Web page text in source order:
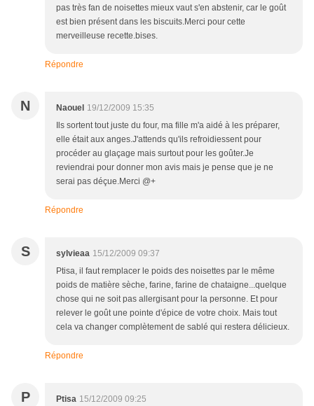
pas très fan de noisettes mieux vaut s'en abstenir, car le goût
est bien présent dans les biscuits.Merci pour cette
merveilleuse recette.bises.
Répondre
N Naouel 19/12/2009 15:35
Ils sortent tout juste du four, ma fille m'a aidé à les préparer,
elle était aux anges.J'attends qu'ils refroidiessent pour
procéder au glaçage mais surtout pour les goûter.Je
reviendrai pour donner mon avis mais je pense que je ne
serai pas déçue.Merci @+
Répondre
S sylvieaa 15/12/2009 09:37
Ptisa, il faut remplacer le poids des noisettes par le même
poids de matière sèche, farine, farine de chataigne...quelque
chose qui ne soit pas allergisant pour la personne. Et pour
relever le goût une pointe d'épice de votre choix. Mais tout
cela va changer complètement de sablé qui restera délicieux.
Répondre
P Ptisa 15/12/2009 09:25